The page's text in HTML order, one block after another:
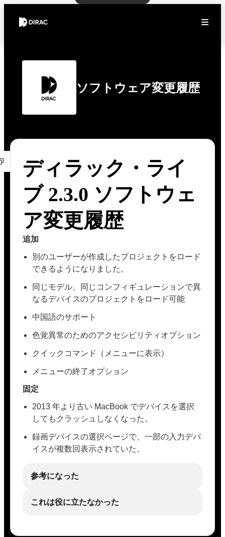
ソフトウェア変更履歴
ディラック・ライ
ブ 2.3.0 ソフトウェ
ア変更履歴
追加
別のユーザーが作成したプロジェクトをロード
できるようになりました。
同じモデル、同じコンフィギュレーションで異
なるデバイスのプロジェクトをロード可能
中国語のサポート
色覚異常のためのアクセシビリティオプション
クイックコマンド（メニューに表示）
メニューの終了オプション
固定
2013 年より古い MacBook でデバイスを選択
してもクラッシュしなくなった。
録画デバイスの選択ページで、一部の入力デバ
イスが複数回表示されていた。
参考になった
これは役に立たなかった